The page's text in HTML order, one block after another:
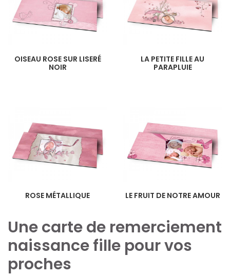
OISEAU ROSE SUR LISERÉ
NOIR
LA PETITE FILLE AU
PARAPLUIE
ROSE MÉTALLIQUE LE FRUIT DE NOTRE AMOUR
Une carte de remerciement
naissance fille pour vos
proches